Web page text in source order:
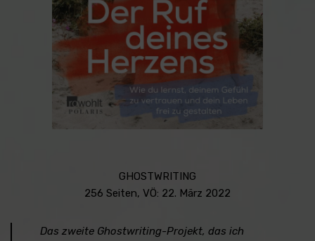
GHOSTWRITING
256 Seiten, VÖ: 22. März 2022
Das zweite Ghostwriting-Projekt, das ich